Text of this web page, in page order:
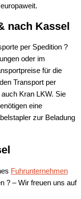
nach Kassel
per Spedition ?
oder im
für die
Transport per
auch Kran LKW. Sie
eine
zur Beladung
Fuhrunternehmen
? – Wir freuen uns auf